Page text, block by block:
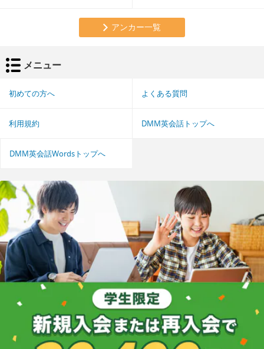
アンカー一覧
メニュー
初めての方へ よくある質問
利用規約 DMM英会話トップへ
DMM英会話Wordsトップへ